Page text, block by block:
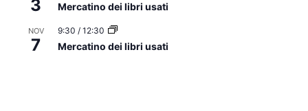
3 Mercatino dei libri usati
NOV
7
9:30 / 12:30
Mercatino dei libri usati